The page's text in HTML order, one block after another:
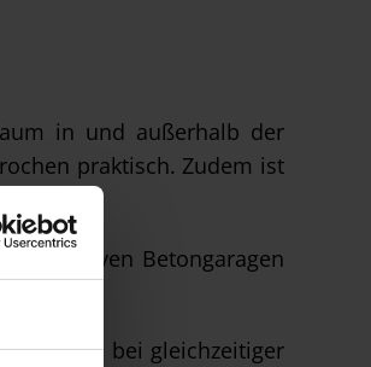
in und außerhalb der
praktisch. Zudem ist
massiven Betongaragen
Stabilität bei gleichzeitiger